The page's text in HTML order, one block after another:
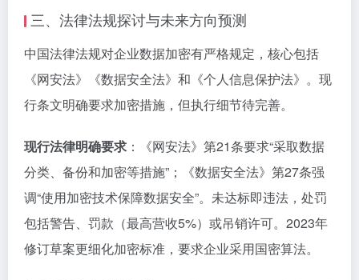
三、法律法规探讨与未来方向预测
中国法律法规对企业数据加密有严格规定，核心包括
《网安法》《数据安全法》和《个人信息保护法》。现
行条文明确要求加密措施，但执行细节待完善。
现行法律明确要求 ：《网安法》第21条要求“采取数据
分类、备份和加密等措施”；《数据安全法》第27条强
调“使用加密技术保障数据安全”。未达标即违法，处罚
包括警告、罚款（最高营收5%）或吊销许可。2023年
修订草案更细化加密标准，要求企业采用国密算法。